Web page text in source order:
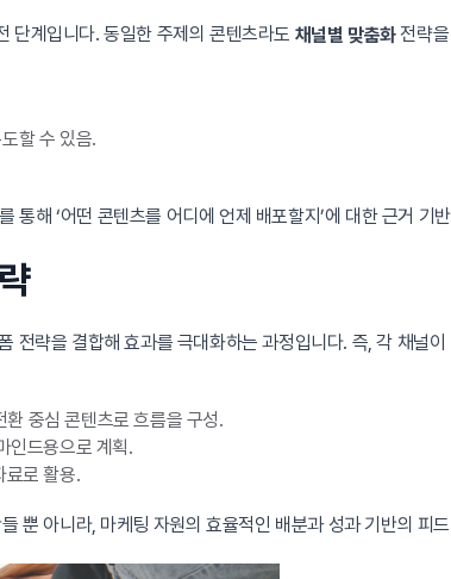
단계입니다. 동일한 주제의 콘텐츠라도 채널별 맞춤화전략을
할 수 있음.
해 ‘어떤 콘텐츠를 어디에 언제 배포할지’에 대한 근거 기
전략을 결합해 효과를 극대화하는 과정입니다. 즉, 각 채널
중심 콘텐츠로 흐름을 구성.
인드용으로 계획.
료로 활용.
뿐 아니라, 마케팅 자원의 효율적인 배분과 성과 기반의 피